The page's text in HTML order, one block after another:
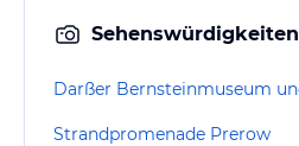
Sehenswürdigkeiten
Strandpromenade Prerow